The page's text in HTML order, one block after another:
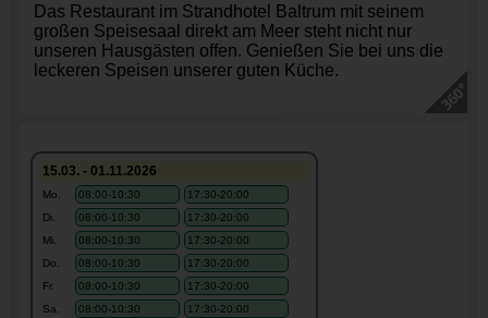
Das Restaurant im Strandhotel Baltrum mit seinem
großen Speisesaal direkt am Meer steht nicht nur
unseren Hausgästen offen. Genießen Sie bei uns die
leckeren Speisen unserer guten Küche.
15.03. - 01.11.2026
Mo. 08:00-10:30
17:30-20:00
Di.
08:00-10:30
17:30-20:00
Mi.
08:00-10:30
17:30-20:00
Do.
08:00-10:30
17:30-20:00
Fr.
08:00-10:30
17:30-20:00
Sa.
08:00-10:30
17:30-20:00